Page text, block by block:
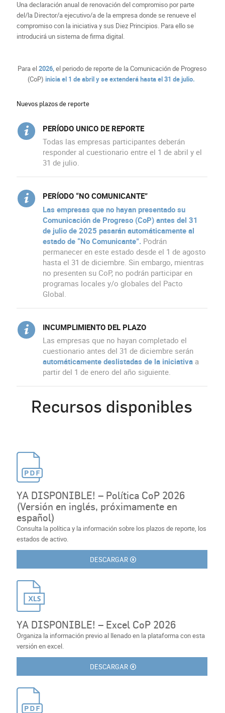
Una declaración anual de renovación del compromiso por parte
del/la Director/a ejecutivo/a de la empresa donde se renueve el
compromiso con la iniciativa y sus Diez Principios. Para ello se
introducirá un sistema de firma digital.
Para el2026,el periodo de reporte de la Comunicación de Progreso
(CoP) inicia el 1 de abril y se extenderá hasta el 31 de julio.
Nuevos plazos de reporte
PERÍODO UNICO DE REPORTE
Todas las empresas participantes deberán
responder al cuestionario entre el 1 de abril y el
31 de julio.
PERÍODO “NO COMUNICANTE”
Las empresas que no hayan presentado su
Comunicación de Progreso (CoP) antes del 31
de julio de 2025 pasarán automáticamente al
estado de “No Comunicante”. Podrán
permanecer en este estado desde el 1 de agosto
hasta el 31 de diciembre. Sin embargo, mientras
no presenten su CoP, no podrán participar en
programas locales y/o globales del Pacto
Global.
INCUMPLIMIENTO DEL PLAZO
Las empresas que no hayan completado el
cuestionario antes del 31 de diciembre serán
automáticamente deslistadas de la iniciativaa
partir del 1 de enero del año siguiente.
Recursos disponibles
YA DISPONIBLE! – Política CoP 2026
(Versión en inglés, próximamente en
español)
Consulta la política y la información sobre los plazos de reporte, los
estados de activo.
DESCARGAR
YA DISPONIBLE! – Excel CoP 2026
Organiza la información previo al llenado en la plataforma con esta
versión en excel.
DESCARGAR